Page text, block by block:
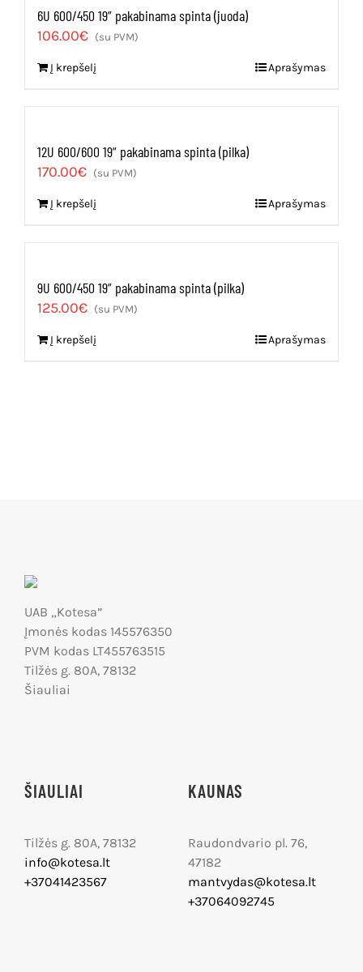
6U 600/450 19” pakabinama spinta (juoda)
106.00€ (su PVM)
Į krepšelį Aprašymas
12U 600/600 19” pakabinama spinta (pilka)
170.00€ (su PVM)
Į krepšelį Aprašymas
9U 600/450 19” pakabinama spinta (pilka)
125.00€ (su PVM)
Į krepšelį Aprašymas
UAB „Kotesa”
Įmonės kodas 145576350
PVM kodas LT455763515
Tilžės g. 80A, 78132
Šiauliai
ŠIAULIAI
Tilžės g. 80A, 78132
info@kotesa.lt
+37041423567
KAUNAS
Raudondvario pl. 76,
47182
mantvydas@kotesa.lt
+37064092745